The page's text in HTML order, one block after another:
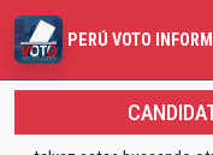
PERÚ VOTO